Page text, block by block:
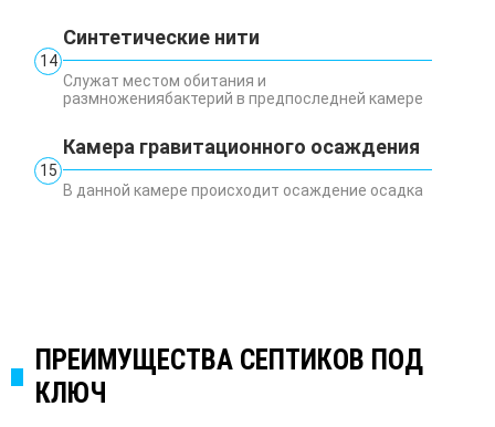
Синтетические нити
14
Служат местом обитания и
размножениябактерий в предпоследней камере
Камера гравитационного осаждения
15
В данной камере происходит осаждение осадка
ПРЕИМУЩЕСТВА СЕПТИКОВ ПОД
КЛЮЧ